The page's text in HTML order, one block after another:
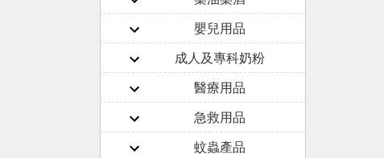
嬰兒用品
成人及專科奶粉
醫療用品
急救用品
蚊蟲產品